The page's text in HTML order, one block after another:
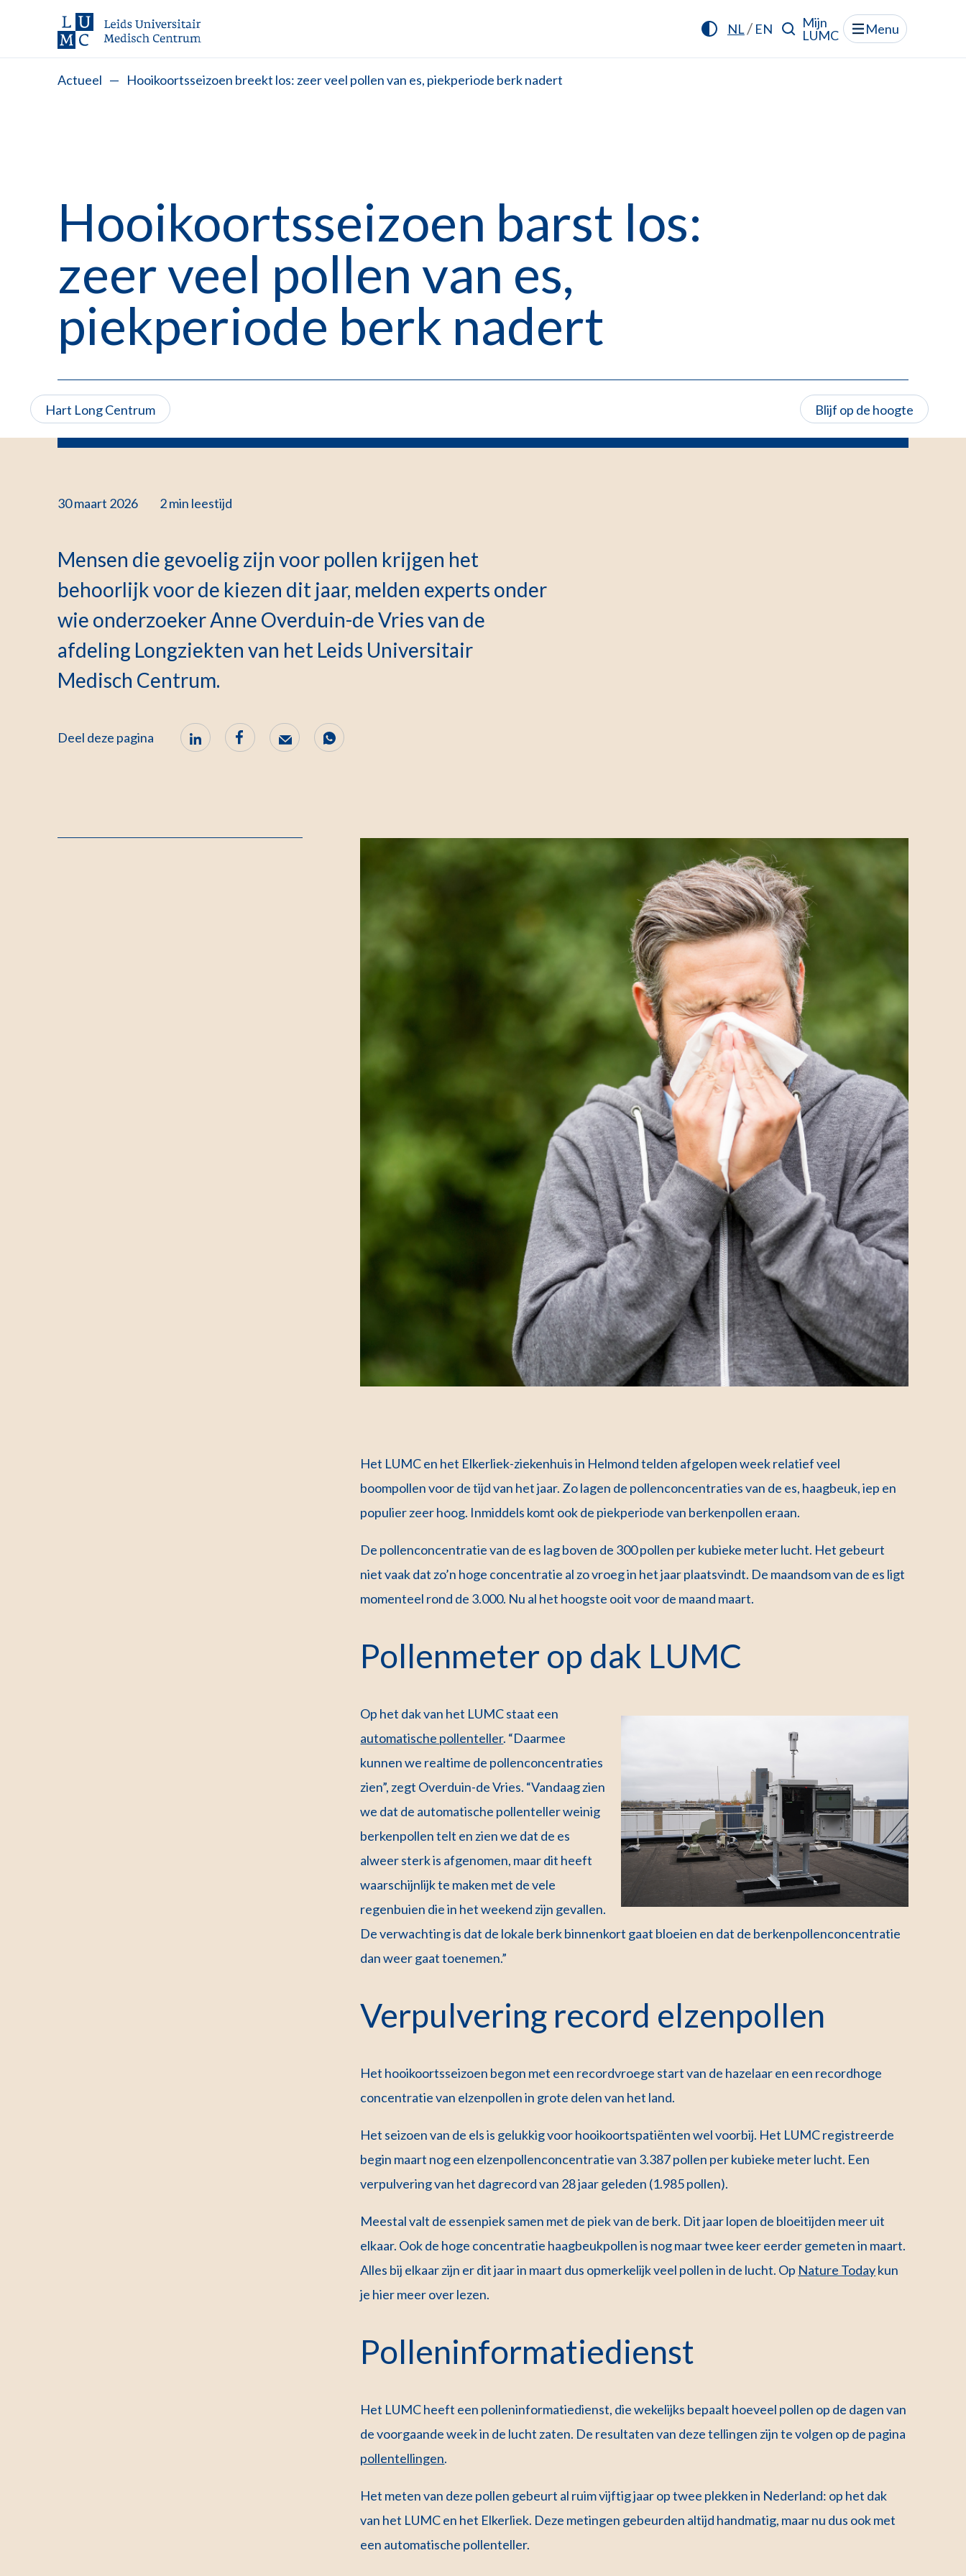
NL/ EN
Mijn
LUMC
Menu
Actueel — Hooikoortsseizoen breekt los: zeer veel pollen van es, piekperiode berk nadert
Hooikoortsseizoen barst los:
zeer veel pollen van es,
piekperiode berk nadert
Hart Long Centrum Blijf op de hoogte
30 maart 2026 2 min leestijd
Mensen die gevoelig zijn voor pollen krijgen het
behoorlijk voor de kiezen dit jaar, melden experts onder
wie onderzoeker Anne Overduin-de Vries van de
afdeling Longziekten van het Leids Universitair
Medisch Centrum.
Deel deze pagina
Het LUMC en het Elkerliek-ziekenhuis in Helmond telden afgelopen week relatief veel
boompollen voor de tijd van het jaar. Zo lagen de pollenconcentraties van de es, haagbeuk, iep en
populier zeer hoog. Inmiddels komt ook de piekperiode van berkenpollen eraan.
De pollenconcentratie van de es lag boven de 300 pollen per kubieke meter lucht. Het gebeurt
niet vaak dat zo’n hoge concentratie al zo vroeg in het jaar plaatsvindt. De maandsom van de es ligt
momenteel rond de 3.000. Nu al het hoogste ooit voor de maand maart.
Pollenmeter op dak LUMC
Op het dak van het LUMC staat een
automatische pollenteller. “Daarmee
kunnen we realtime de pollenconcentraties
zien”, zegt Overduin-de Vries. “Vandaag zien
we dat de automatische pollenteller weinig
berkenpollen telt en zien we dat de es
alweer sterk is afgenomen, maar dit heeft
waarschijnlijk te maken met de vele
regenbuien die in het weekend zijn gevallen.
De verwachting is dat de lokale berk binnenkort gaat bloeien en dat de berkenpollenconcentratie
dan weer gaat toenemen.”
Verpulvering record elzenpollen
Het hooikoortsseizoen begon met een recordvroege start van de hazelaar en een recordhoge
concentratie van elzenpollen in grote delen van het land.
Het seizoen van de els is gelukkig voor hooikoortspatiënten wel voorbij. Het LUMC registreerde
begin maart nog een elzenpollenconcentratie van 3.387 pollen per kubieke meter lucht. Een
verpulvering van het dagrecord van 28 jaar geleden (1.985 pollen).
Meestal valt de essenpiek samen met de piek van de berk. Dit jaar lopen de bloeitijden meer uit
elkaar. Ook de hoge concentratie haagbeukpollen is nog maar twee keer eerder gemeten in maart.
Alles bij elkaar zijn er dit jaar in maart dus opmerkelijk veel pollen in de lucht. Op Nature Todaykun
je hier meer over lezen.
Polleninformatiedienst
Het LUMC heeft een polleninformatiedienst, die wekelijks bepaalt hoeveel pollen op de dagen van
de voorgaande week in de lucht zaten. De resultaten van deze tellingen zijn te volgen op de pagina
pollentellingen.
Het meten van deze pollen gebeurt al ruim vijftig jaar op twee plekken in Nederland: op het dak
van het LUMC en het Elkerliek. Deze metingen gebeurden altijd handmatig, maar nu dus ook met
een automatische pollenteller.